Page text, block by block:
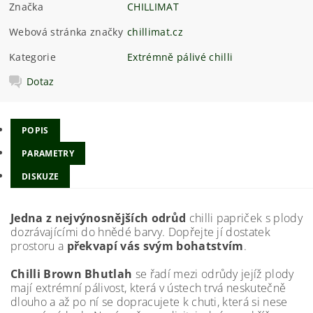
Značka
CHILLIMAT
Webová stránka značky chillimat.cz
Kategorie
Extrémně pálivé chilli
Dotaz
POPIS
PARAMETRY
DISKUZE
Jedna z nejvýnosnějších odrůd chilli papriček s plody
dozrávajícími do hnědé barvy. Dopřejte jí dostatek
prostoru a překvapí vás svým bohatstvím.
Chilli Brown Bhutlah se řadí mezi odrůdy jejíž plody
mají extrémní pálivost, která v ústech trvá neskutečně
dlouho a až po ní se dopracujete k chuti, která si nese